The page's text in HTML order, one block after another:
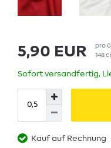
5,90 EUR pro
148
Sofort versandfertig,
Kauf auf Rechnung